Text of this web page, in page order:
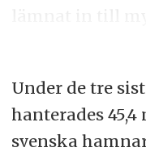
Under de tre
hanterades
svenska